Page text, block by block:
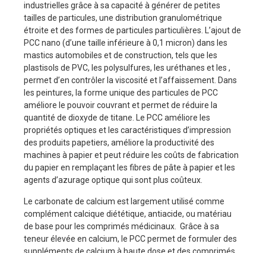
industrielles grâce à sa capacité à générer de petites
tailles de particules, une distribution granulométrique
étroite et des formes de particules particulières. L’ajout de
PCC nano (d’une taille inférieure à 0,1 micron) dans les
mastics automobiles et de construction, tels que les
plastisols de PVC, les polysulfures, les uréthanes et les ,
permet d’en contrôler la viscosité et l’affaissement. Dans
les peintures, la forme unique des particules de PCC
améliore le pouvoir couvrant et permet de réduire la
quantité de dioxyde de titane. Le PCC améliore les
propriétés optiques et les caractéristiques d’impression
des produits papetiers, améliore la productivité des
machines à papier et peut réduire les coûts de fabrication
du papier en remplaçant les fibres de pâte à papier et les
agents d’azurage optique qui sont plus coûteux.
Le carbonate de calcium est largement utilisé comme
complément calcique diététique, antiacide, ou matériau
de base pour les comprimés médicinaux. Grâce à sa
teneur élevée en calcium, le PCC permet de formuler des
suppléments de calcium à haute dose et des comprimés